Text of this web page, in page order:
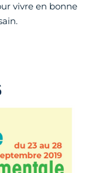
vivre en bonne